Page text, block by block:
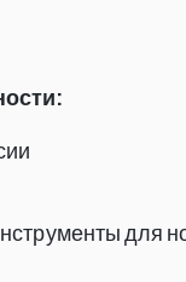
для